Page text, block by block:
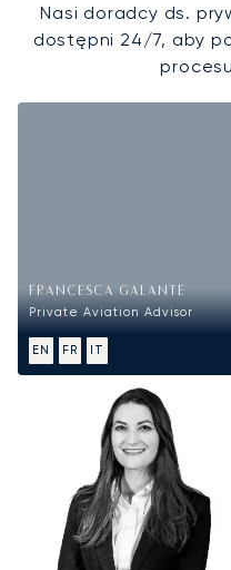
Nasi doradcy ds.
dostępni 24/7, aby
FRANCESCA GALANTE
Private Aviation Advisor
EN FR IT